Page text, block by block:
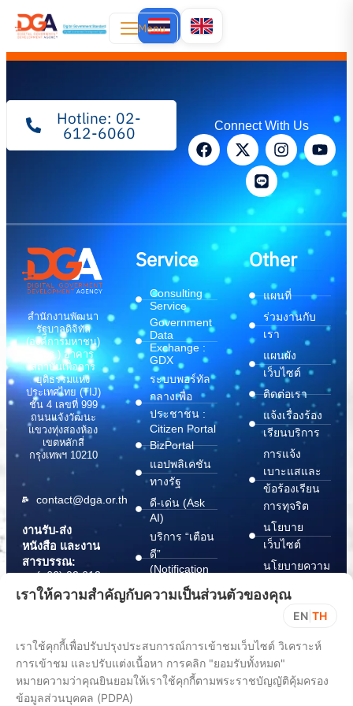
Menu
Hotline: 02-
612-6060 Connect With Us
สำนักงานพัฒนา
รัฐบาลดิจิทัล
(องค์การมหาชน)
(สพร.) อาคาร
สถาบันเพื่อการ
ยุติธรรมแห่ง
ประเทศไทย (TIJ)
ชั้น 4 เลขที่ 999
ถนนแจ้งวัฒนะ
แขวงทุ่งสองห้อง
เขตหลักสี่
กรุงเทพฯ 10210
contact@dga.or.th
งานรับ-ส่ง
หนังสือ และงาน
สารบรรณ:
(+66) 02 612
6000
saraban@dga.or.th
Center:
(+66) 02 612
Service
Consulting
Service
Government
Data
Exchange :
GDX
ระบบพอร์ทัล
กลางเพื่อ
ประชาชน :
Citizen Portal
BizPortal
แอปพลิเคชัน
ทางรัฐ
ดี-เด่น (Ask
AI)
บริการ “เตือน
ดี”
(Notification
บริการ
(Document
Wallet)
Other
แผนที่
ร่วมงานกับ
เรา
แผนผัง
เว็บไซต์
ติดต่อเรา
แจ้งเรื่องร้อง
เรียนบริการ
การแจ้ง
เบาะแสและ
ข้อร้องเรียน
การทุจริต
นโยบาย
เว็บไซต์
นโยบายความ
ปลอดภัย
สารสนเทศ
ChangeLog
เราให้ความสำคัญกับความเป็นส่วนตัวของคุณ
EN TH
เราใช้คุกกี้เพื่อปรับปรุงประสบการณ์การเข้าชมเว็บไซต์ วิเคราะห์
การเข้าชม และปรับแต่งเนื้อหา การคลิก "ยอมรับทั้งหมด"
หมายความว่าคุณยินยอมให้เราใช้คุกกี้ตามพระราชบัญญัติคุ้มครอง
ข้อมูลส่วนบุคคล (PDPA)